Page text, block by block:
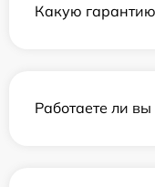
Какую
Работаете ли